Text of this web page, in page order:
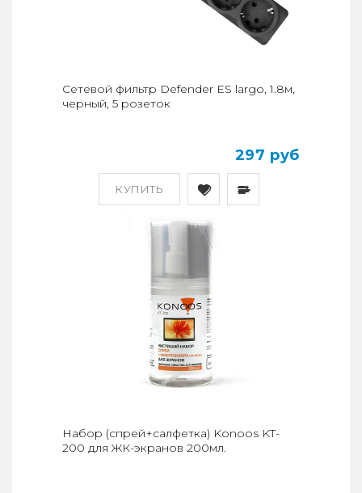
КУПИТЬ
Сетевой фильтр Defender ES largo, 1.8м,
черный, 5 розеток
297 руб
Набор (спрей+салфетка) Konoos KT-
200 для ЖК-экранов 200мл.